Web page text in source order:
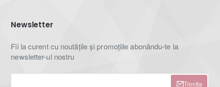
fi necesar);
- se poate usca în uscătorul electric
din motive de igienă.
Newsletter
Fii la curent cu noutățile și promoțiile abonându-te la
newsletter-ul nostru
Trimite